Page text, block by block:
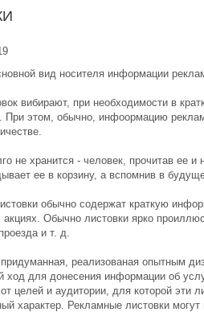
вид носителя информации
вибирают, при необходимости в
этом, обычно, инфоормацию
не хранится - человек, прочитав ее
ее в корзину, а вспомнив в
обычно содержат краткую
акциях. Обычно листовки ярко
и т. д.
реализованая опытным
для донесения информации об
целей и аудитории, для которой эти
характер. Рекламные листовки